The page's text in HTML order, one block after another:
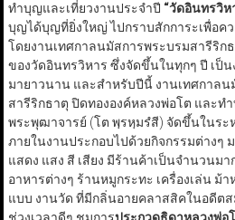
ทำบุญและเที่ยวงานประจำปี “วัดอินทรวิห
บุญได้บุญที่ยิ่งใหญ่ ไปกราบสักการะเพื่อค
โดยงานเทศกาลนมัสการพระบรมสารีริ
ของวัดอินทรวิหาร ซึ่งจัดขึ้นในทุกๆ ปี เ
มายาวนาน และสำหรับปีนี้ งานเทศกาลน
สารีริกธาตุ ปิดทององค์หลวงพ่อโต และ
พระพุฒาจารย์ (โต พฺรหฺมรํสี) จัดขึ้นในระ
ภายในงานประกอบไปด้วยกิจกรรมต่างๆ
แสดง แสง สี เสียง มีร้านค้าเป็นจำนวนมา
อาหารต่างๆ ร้านหมูกระทะ เครื่องเล่น ม้
แบบ งานวัด ที่มีกลิ่นอายคลาสสิคในอดีต